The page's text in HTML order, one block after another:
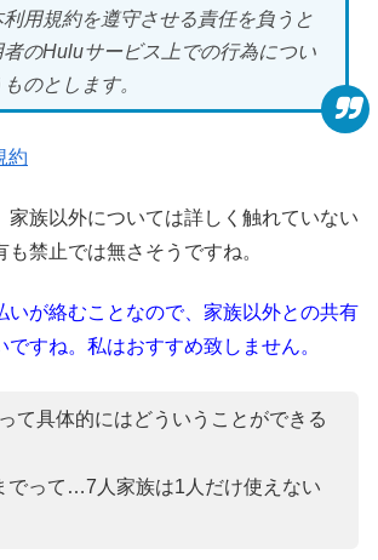
用規約を遵守させる責任を負うと
のHuluサービス上での行為につい
のとします。
約
家族以外については詳しく触れていない
禁止では無さそうですね。
いが絡むことなので、家族以外との共有
ですね。私はおすすめ致しません。
て具体的にはどういうことができる
でって…7人家族は1人だけ使えない